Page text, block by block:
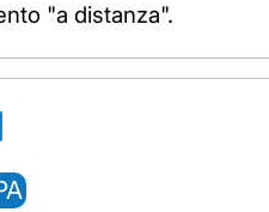
"a distanza".